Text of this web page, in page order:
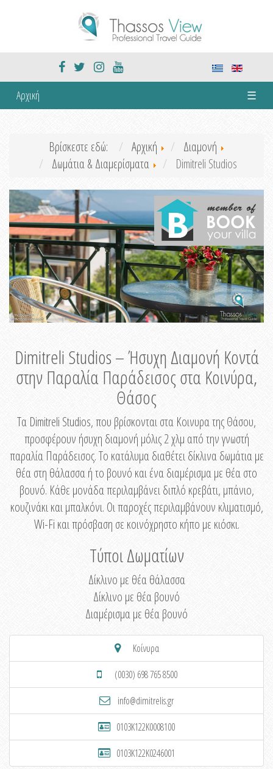
Αρχική ☰
Βρίσκεστε εδώ: Αρχική
Διαμονή
Δωμάτια & Διαμερίσματα
Dimitreli Studios
Dimitreli Studios – Ήσυχη Διαμονή Κοντά
στην Παραλία Παράδεισος στα Κοινύρα,
Θάσος
Τα Dimitreli Studios, που βρίσκονται στα Κοινυρα της Θάσου,
προσφέρουν ήσυχη διαμονή μόλις 2 χλμ από την γνωστή
παραλία Παράδεισος. Το κατάλυμα διαθέτει δίκλινα δωμάτια με
θέα στη θάλασσα ή το βουνό και ένα διαμέρισμα με θέα στο
βουνό. Κάθε μονάδα περιλαμβάνει διπλό κρεβάτι, μπάνιο,
κουζινάκι και μπαλκόνι. Οι παροχές περιλαμβάνουν κλιματισμό,
Wi-Fi και πρόσβαση σε κοινόχρηστο κήπο με κιόσκι.
Τύποι Δωματίων
Δίκλινο με θέα θάλασσα
Δίκλινο με θέα βουνό
Διαμέρισμα με θέα βουνό
Κοίνυρα
(0030) 698 765 8500
info@dimitrelis.gr
0103K122K0008100
0103K122K0246001